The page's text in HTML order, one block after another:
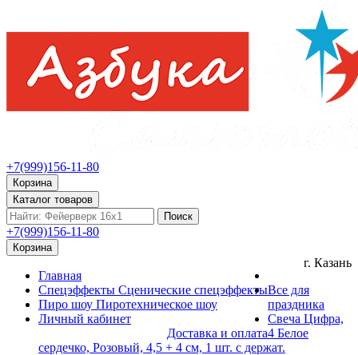
+7(999)156-11-80
Корзина
Каталог товаров
Поиск
+7(999)156-11-80
Корзина
Главная
Спецэффекты Сценические спецэффекты
Пиро шоу Пиротехническое шоу
Личный кабинет
Доставка и оплата
г. Казань
Все для
праздника
Свеча Цифра,
4 Белое
сердечко, Розовый, 4,5 + 4 см, 1 шт. с держат.